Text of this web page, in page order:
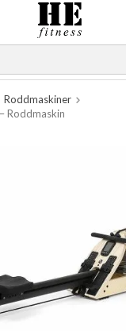
Roddmaskiner
Roddmaskin